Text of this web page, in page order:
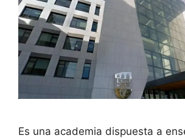
Es una academia dispuesta a